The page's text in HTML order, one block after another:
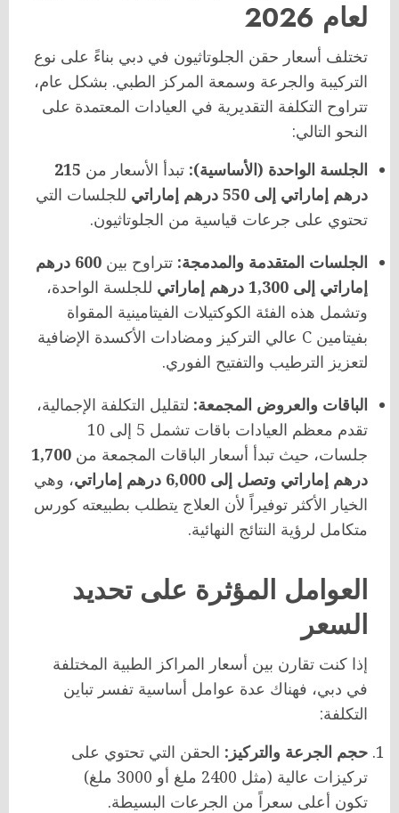
لعام 2026
تختلف أسعار حقن الجلوتاثيون في دبي بناءً على نوع
التركيبة والجرعة وسمعة المركز الطبي. بشكل عام،
تتراوح التكلفة التقديرية في العيادات المعتمدة على
النحو التالي:
الجلسة الواحدة (الأساسية): تبدأ الأسعار من 215
درهم إماراتي إلى 550 درهم إماراتي
للجلسات التي
تحتوي على جرعات قياسية من الجلوتاثيون.
الجلسات المتقدمة والمدمجة: تتراوح بين
600 درهم
إماراتي إلى 1,300 درهم إماراتي
للجلسة الواحدة،
وتشمل هذه الفئة الكوكتيلات الفيتامينية المقواة
بفيتامين C عالي التركيز ومضادات الأكسدة الإضافية
لتعزيز الترطيب والتفتيح الفوري.
الباقات والعروض المجمعة: لتقليل التكلفة الإجمالية،
تقدم معظم العيادات باقات تشمل 5 إلى 10
جلسات، حيث تبدأ أسعار الباقات المجمعة من 1,700
درهم إماراتي وتصل إلى 6,000 درهم إماراتي
، وهي
الخيار الأكثر توفيراً لأن العلاج يتطلب بطبيعته كورس
متكامل لرؤية النتائج النهائية.
العوامل المؤثرة على تحديد
السعر
إذا كنت تقارن بين أسعار المراكز الطبية المختلفة
في دبي، فهناك عدة عوامل أساسية تفسر تباين
التكلفة:
حجم الجرعة والتركيز: الحقن التي تحتوي على
تركيزات عالية (مثل 2400 ملغ أو 3000 ملغ)
تكون أعلى سعراً من الجرعات البسيطة.